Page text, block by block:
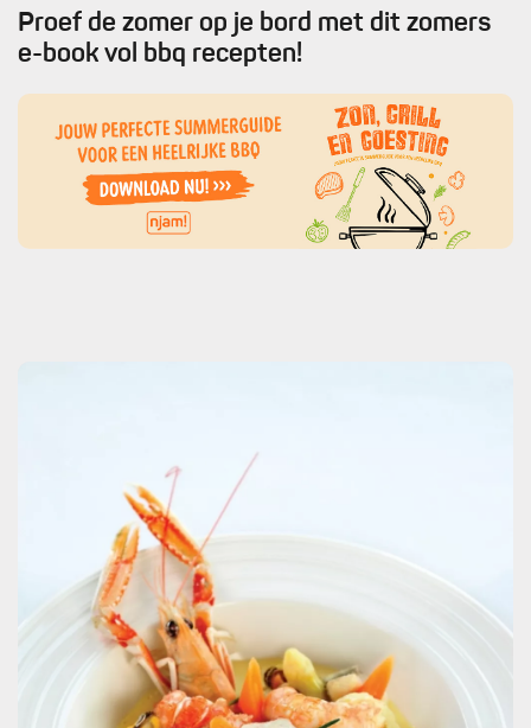
Proef de zomer op je bord met dit zomers
e-book vol bbq recepten!